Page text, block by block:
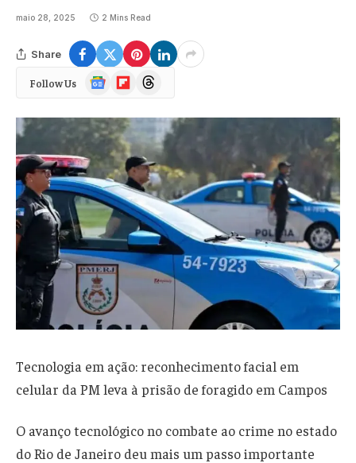
maio 28, 2025 2 Mins Read
Share
Follow Us
GoogleFlipboardThreads
Tecnologia em ação: reconhecimento facial em
celular da PM leva à prisão de foragido em Campos
O avanço tecnológico no combate ao crime no estado
do Rio de Janeiro deu mais um passo importante